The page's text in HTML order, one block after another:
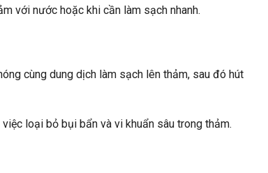
với nước hoặc khi cần làm sạch nhanh.
cùng dung dịch làm sạch lên thảm, sau đó hút
loại bỏ bụi bẩn và vi khuẩn sâu trong thảm.